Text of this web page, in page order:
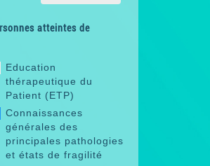
atteintes de
Education
thérapeutique du
Patient (ETP)
Connaissances
générales des
principales pathologies
et états de fragilité